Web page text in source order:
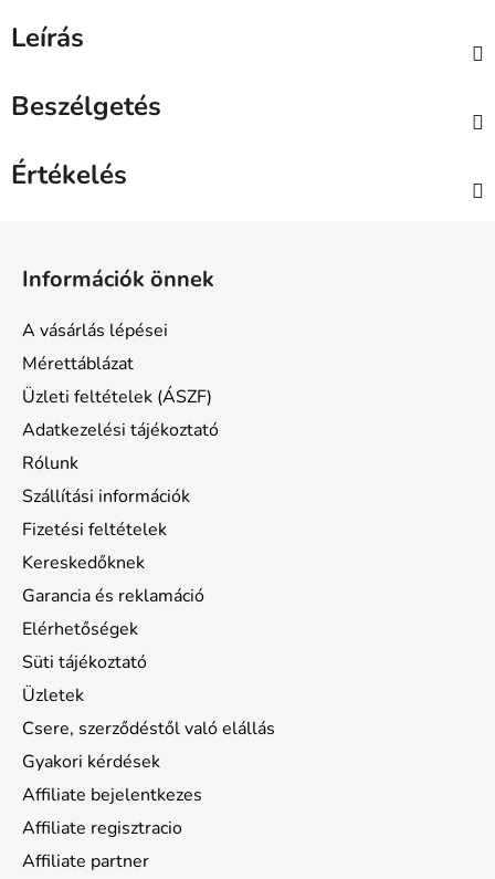
Leírás
Beszélgetés
Értékelés
Információk önnek
A vásárlás lépései
Mérettáblázat
Üzleti feltételek (ÁSZF)
Adatkezelési tájékoztató
Rólunk
Szállítási információk
Fizetési feltételek
Kereskedőknek
Garancia és reklamáció
Elérhetőségek
Süti tájékoztató
Üzletek
Csere, szerződéstől való elállás
Gyakori kérdések
Affiliate bejelentkezes
Affiliate regisztracio
Affiliate partner